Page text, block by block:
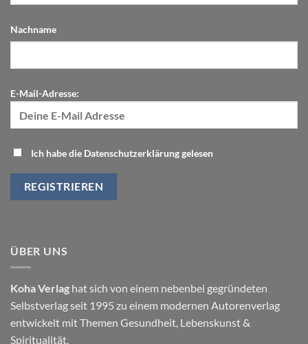
Nachname
E-Mail-Adresse:
Ich habe die Datenschutzerklärung gelesen
ÜBER UNS
Koha Verlag hat sich von einem nebenbei gegründeten
Selbstverlag seit 1995 zu einem modernen Autorenverlag
entwickelt mit Themen Gesundheit, Lebenskunst&
Spiritualität.